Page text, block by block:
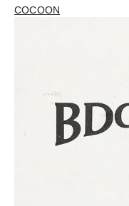
COCOON